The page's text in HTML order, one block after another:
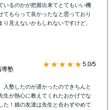
いるのかが把握出来てとてもいい機
てもらって良かったなと思っており
見えないかもしれないですけど、
導塾
★★★★★ 5.0/5
入塾したのが遅かったのできちんと
生が熱心に教えてくれたおかげでな
た！娘の友達は先生と合わずやめて